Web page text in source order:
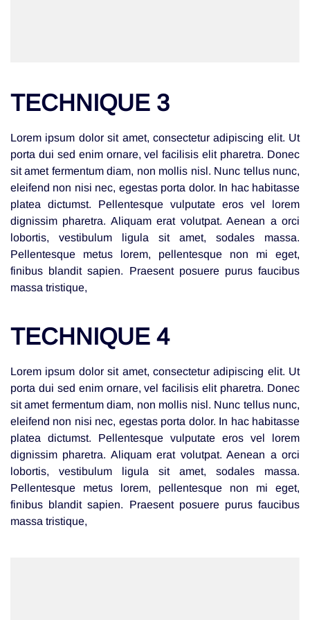
TECHNIQUE 3
Lorem ipsum dolor sit amet, consectetur adipiscing elit. Ut
porta dui sed enim ornare, vel facilisis elit pharetra. Donec
sit amet fermentum diam, non mollis nisl. Nunc tellus nunc,
eleifend non nisi nec, egestas porta dolor. In hac habitasse
platea dictumst. Pellentesque vulputate eros vel lorem
dignissim pharetra. Aliquam erat volutpat. Aenean a orci
lobortis, vestibulum ligula sit amet, sodales massa.
Pellentesque metus lorem, pellentesque non mi eget,
finibus blandit sapien. Praesent posuere purus faucibus
massa tristique,
TECHNIQUE 4
Lorem ipsum dolor sit amet, consectetur adipiscing elit. Ut
porta dui sed enim ornare, vel facilisis elit pharetra. Donec
sit amet fermentum diam, non mollis nisl. Nunc tellus nunc,
eleifend non nisi nec, egestas porta dolor. In hac habitasse
platea dictumst. Pellentesque vulputate eros vel lorem
dignissim pharetra. Aliquam erat volutpat. Aenean a orci
lobortis, vestibulum ligula sit amet, sodales massa.
Pellentesque metus lorem, pellentesque non mi eget,
finibus blandit sapien. Praesent posuere purus faucibus
massa tristique,